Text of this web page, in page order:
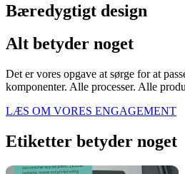
Bæredygtigt design
Alt betyder noget
Det er vores opgave at sørge for at
komponenter. Alle processer. Alle
LÆS OM VORES ENGAGEMENT
Etiketter betyder noget